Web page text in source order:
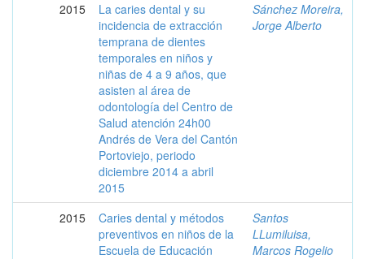
2015
La caries dental y su
incidencia de extracción
temprana de dientes
temporales en niños y
niñas de 4 a 9 años, que
asisten al área de
odontología del Centro de
Salud atención 24h00
Andrés de Vera del Cantón
Portoviejo, periodo
diciembre 2014 a abril
2015
Sánchez Moreira,
Jorge Alberto
2015
Caries dental y métodos
preventivos en niños de la
Escuela de Educación
Santos
LLumiluisa,
Marcos Rogelio